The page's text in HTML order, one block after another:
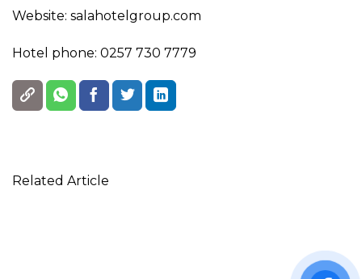
Website: salahotelgroup.com
Hotel phone: 0257 730 7779
Related Article